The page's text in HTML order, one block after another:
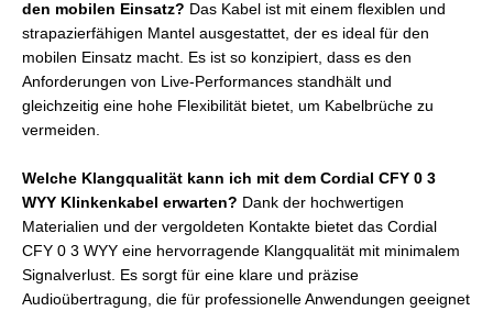
den mobilen Einsatz? Das Kabel ist mit einem flexiblen und
strapazierfähigen Mantel ausgestattet, der es ideal für den
mobilen Einsatz macht. Es ist so konzipiert, dass es den
Anforderungen von Live-Performances standhält und
gleichzeitig eine hohe Flexibilität bietet, um Kabelbrüche zu
vermeiden.
Welche Klangqualität kann ich mit dem Cordial CFY 0 3
WYY Klinkenkabel erwarten? Dank der hochwertigen
Materialien und der vergoldeten Kontakte bietet das Cordial
CFY 0 3 WYY eine hervorragende Klangqualität mit minimalem
Signalverlust. Es sorgt für eine klare und präzise
Audioübertragung, die für professionelle Anwendungen geeignet